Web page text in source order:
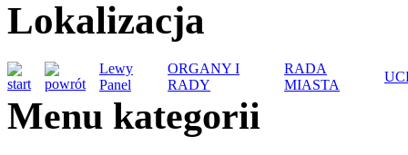
Lokalizacja
Lewy
Panel
ORGANY I
RADY
RADA
MIASTA
Menu kategorii